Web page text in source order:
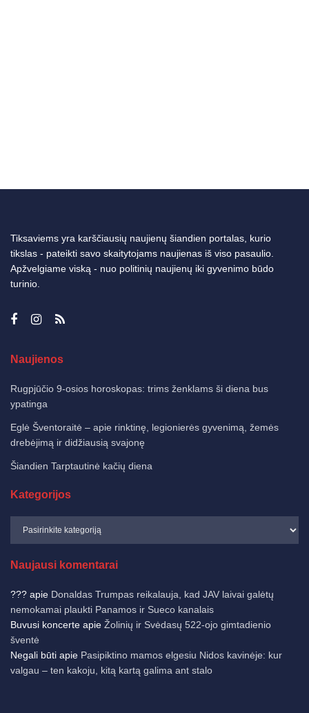
Tiksaviems yra karščiausių naujienų šiandien portalas, kurio
tikslas - pateikti savo skaitytojams naujienas iš viso pasaulio.
Apžvelgiame viską - nuo politinių naujienų iki gyvenimo būdo
turinio.
Naujienos
Rugpjūčio 9-osios horoskopas: trims ženklams ši diena bus
ypatinga
Eglė Šventoraitė – apie rinktinę, legionierės gyvenimą, žemės
drebėjimą ir didžiausią svajonę
Šiandien Tarptautinė kačių diena
Kategorijos
Naujausi komentarai
??? apie Donaldas Trumpas reikalauja, kad JAV laivai galėtų
nemokamai plaukti Panamos ir Sueco kanalais
Buvusi koncerte apie Žolinių ir Svėdasų 522-ojo gimtadienio
šventė
Negali būti apie Pasipiktino mamos elgesiu Nidos kavinėje: kur
valgau – ten kakoju, kitą kartą galima ant stalo